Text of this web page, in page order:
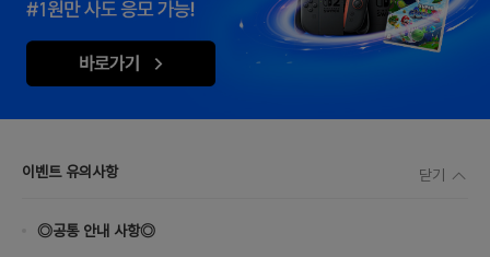
이벤트 유의사항 닫기
◎공통 안내 사항◎